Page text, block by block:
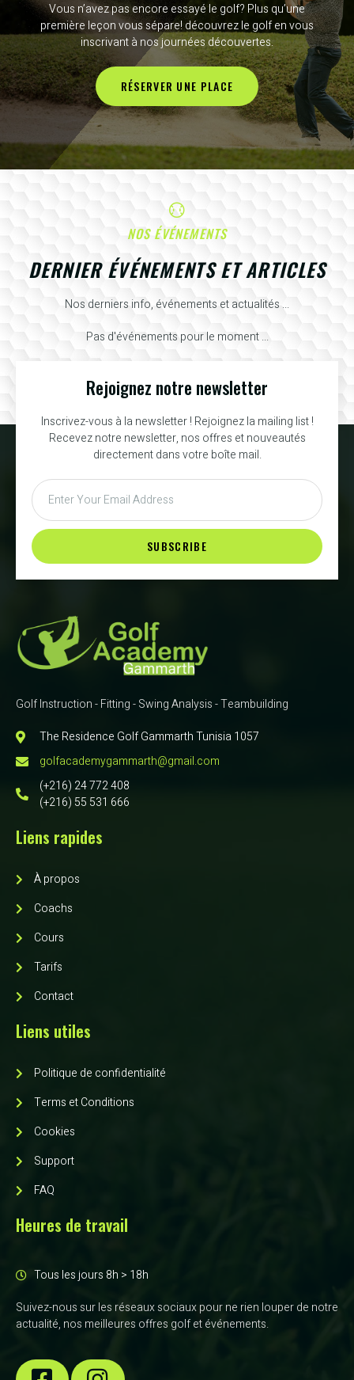
Vous n’avez pas encore essayé le golf? Plus qu’une
première leçon vous sépare! découvrez le golf en vous
inscrivant à nos journées découvertes.
RÉSERVER UNE PLACE
NOS ÉVÉNEMENTS
DERNIER ÉVÉNEMENTS ET ARTICLES
Nos derniers info, événements et actualités ...
Pas d'événements pour le moment ...
Rejoignez notre newsletter
Inscrivez-vous à la newsletter ! Rejoignez la mailing list !
Recevez notre newsletter, nos offres et nouveautés
directement dans votre boîte mail.
SUBSCRIBE
Golf Instruction - Fitting - Swing Analysis - Teambuilding
The Residence Golf Gammarth Tunisia 1057
golfacademygammarth@gmail.com
(+216) 24 772 408
(+216) 55 531 666
Liens rapides
À propos
Coachs
Cours
Tarifs
Contact
Liens utiles
Politique de confidentialité
Terms et Conditions
Cookies
Support
FAQ
Heures de travail
Tous les jours 8h > 18h
Suivez-nous sur les réseaux sociaux pour ne rien louper de notre
actualité, nos meilleures offres golf et événements.